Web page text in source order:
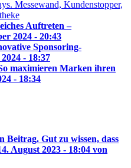
Auftreten –
2024 - 20:43
Sponsoring-
- 18:37
maximieren Marken ihren
- 18:34
Beitrag. Gut zu wissen, dass
August 2023 - 18:04 von